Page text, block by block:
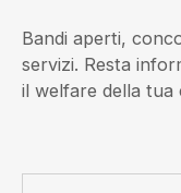
Bandi aperti,
servizi. Resta
il welfare della tua